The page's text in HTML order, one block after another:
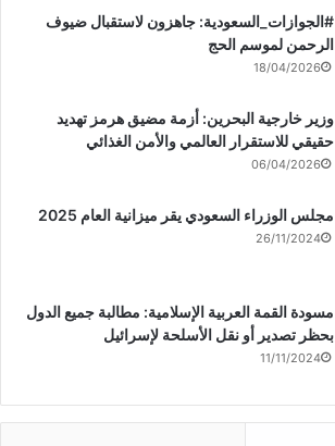
‏‎#الجوازات_السعودية: جاهزون لاستقبال ضيوف
الرحمن لموسم الحج
18/04/2026
وزير خارجية البحرين: أزمة مضيق هرمز تهديد
حقيقي للاستقرار العالمي والأمن الغذائي
06/04/2026
مجلس الوزراء السعودي يقر ميزانية العام 2025
26/11/2024
مسودة القمة العربية الإسلامية: مطالبة جميع الدول
بحظر تصدير أو نقل الأسلحة لإسرائيل
11/11/2024